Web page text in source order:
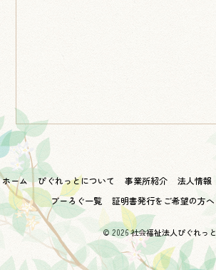
ホーム ぴぐれっとについて 事業所紹介 法人情報
ブーろぐ一覧
証明書発行をご希望の方へ
© 2026社会福祉法人ぴぐれっと